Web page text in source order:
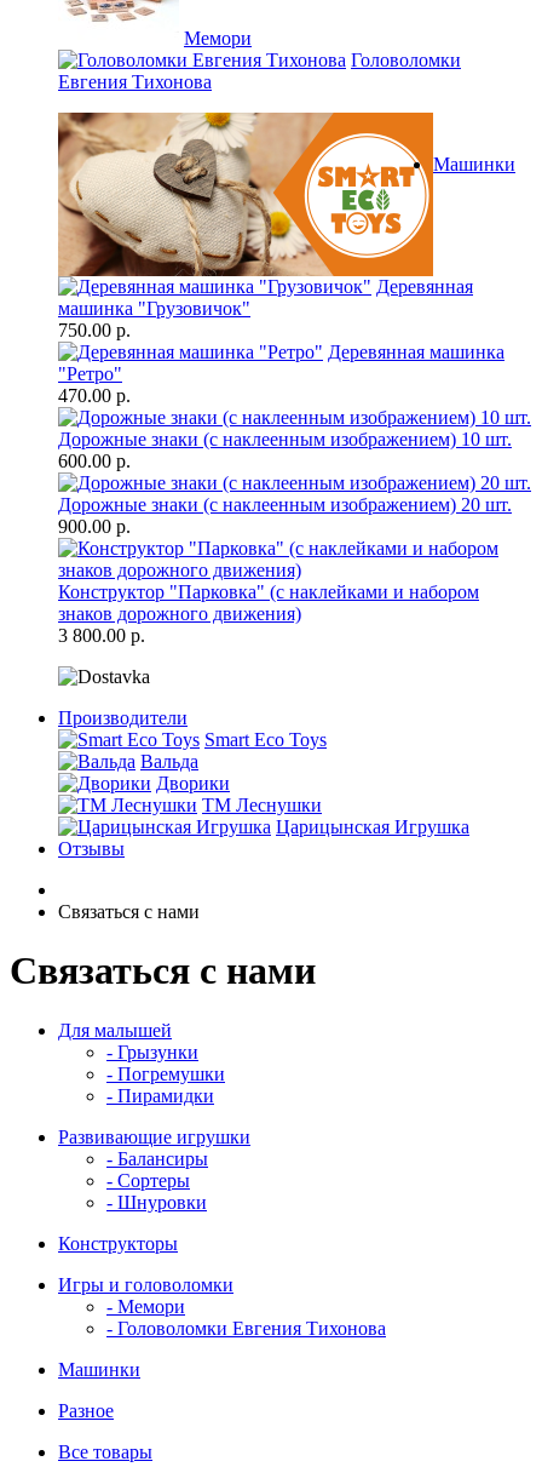
Мемори
Головоломки
Евгения Тихонова
Машинки
Деревянная
машинка "Грузовичок"
750.00 р.
Деревянная машинка
"Ретро"
470.00 р.
Дорожные знаки (с наклеенным изображением) 10 шт.
600.00 р.
Дорожные знаки (с наклеенным изображением) 20 шт.
900.00 р.
Конструктор "Парковка" (с наклейками и набором
знаков дорожного движения)
3 800.00 р.
Производители
Smart Eco Toys
Вальда
Дворики
ТМ Леснушки
Царицынская Игрушка
Отзывы
Связаться с нами
Связаться с нами
Для малышей
- Грызунки
- Погремушки
- Пирамидки
Развивающие игрушки
- Балансиры
- Сортеры
- Шнуровки
Конструкторы
Игры и головоломки
- Мемори
- Головоломки Евгения Тихонова
Машинки
Разное
Все товары